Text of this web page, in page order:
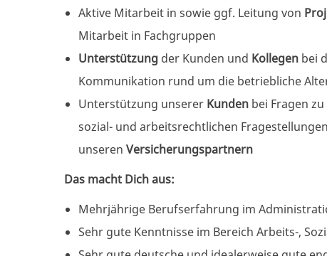
Aktive Mitarbeit in sowie ggf. Leitung von
Mitarbeit in Fachgruppen
Unterstützung der Kunden und Kollegen bei
Kommunikation rund um die betriebliche
Unterstützung unserer Kunden bei Fragen zu
sozial- und arbeitsrechtlichen
unseren Versicherungspartnern
Das macht Dich aus:
Mehrjährige Berufserfahrung im
Sehr gute Kenntnisse im Bereich Arbeits-,